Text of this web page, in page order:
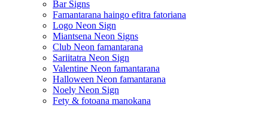
Bar Signs
Famantarana haingo efitra fatoriana
Logo Neon Sign
Miantsena Neon Signs
Club Neon famantarana
Sariitatra Neon Sign
Valentine Neon famantarana
Halloween Neon famantarana
Noely Neon Sign
Fety & fotoana manokana